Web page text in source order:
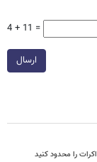
4 + 11 =
ارسال
را محدود کنید